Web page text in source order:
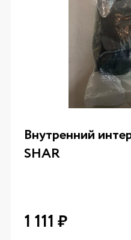
Внутренний
SHAR
1 111 ₽